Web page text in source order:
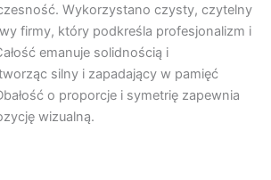
Wykorzystano czysty, czytelny
firmy, który podkreśla profesjonalizm i
emanuje solidnością i
silny i zapadający w pamięć
o proporcje i symetrię zapewnia
wizualną.